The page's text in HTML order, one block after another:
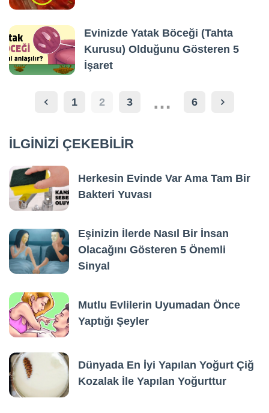
Evinizde Yatak Böceği (Tahta
Kurusu) Olduğunu Gösteren 5
İşaret
1 2 3 … 6
İLGİNİZİ ÇEKEBİLİR
Herkesin Evinde Var Ama Tam Bir
Bakteri Yuvası
Eşinizin İlerde Nasıl Bir İnsan
Olacağını Gösteren 5 Önemli
Sinyal
Mutlu Evlilerin Uyumadan Önce
Yaptığı Şeyler
Dünyada En İyi Yapılan Yoğurt Çiğ
Kozalak İle Yapılan Yoğurttur